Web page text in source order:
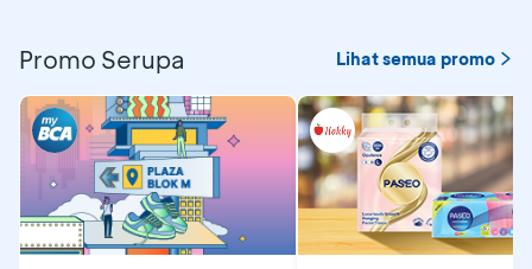
Promo Serupa Lihat semua promo